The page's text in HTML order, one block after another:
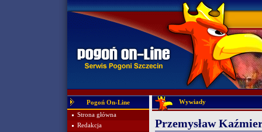
Pogoń On-Line
Strona główna
Redakcja
Wywiady
Przemysław